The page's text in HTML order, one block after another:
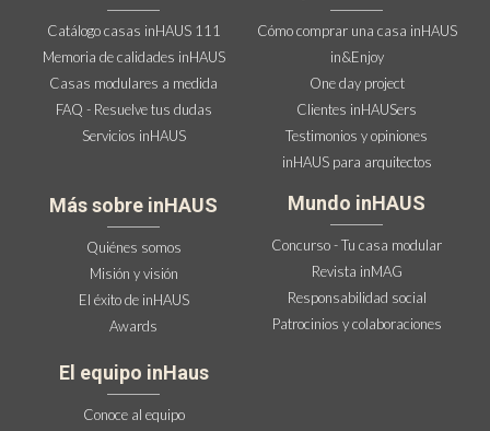
Catálogo casas inHAUS 111
Memoria de calidades inHAUS
Casas modulares a medida
FAQ - Resuelve tus dudas
Servicios inHAUS
Más sobre inHAUS
Quiénes somos
Misión y visión
El éxito de inHAUS
Awards
Cómo comprar una casa inHAUS
in&Enjoy
One day project
Clientes inHAUSers
Testimonios y opiniones
inHAUS para arquitectos
Mundo inHAUS
Concurso - Tu casa modular
Revista inMAG
Responsabilidad social
Patrocinios y colaboraciones
El equipo inHaus
Conoce al equipo